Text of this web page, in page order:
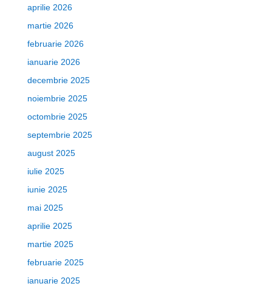
aprilie 2026
martie 2026
februarie 2026
ianuarie 2026
decembrie 2025
noiembrie 2025
octombrie 2025
septembrie 2025
august 2025
iulie 2025
iunie 2025
mai 2025
aprilie 2025
martie 2025
februarie 2025
ianuarie 2025